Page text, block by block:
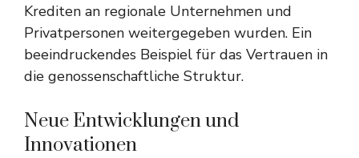
Krediten an regionale Unternehmen und
Privatpersonen weitergegeben wurden. Ein
beeindruckendes Beispiel für das Vertrauen in
die genossenschaftliche Struktur.
Neue Entwicklungen und
Innovationen